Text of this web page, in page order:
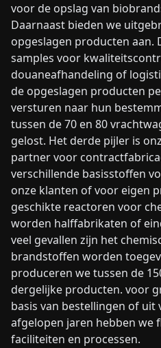
voor de opslag van
Daarnaast bieden we
opgeslagen producten aan.
samples voor
douaneafhandeling of
de opgeslagen producten
versturen naar hun
tussen de 70 en 80
gelost. Het derde pijler is
partner voor
verschillende basisstoffen
onze klanten of voor eigen
geschikte reactoren voor
worden halffabrikaten of
veel gevallen zijn het
brandstoffen worden
produceren we tussen de
dergelijke producten. voor
basis van bestellingen of uit
afgelopen jaren hebben we
faciliteiten en processen.